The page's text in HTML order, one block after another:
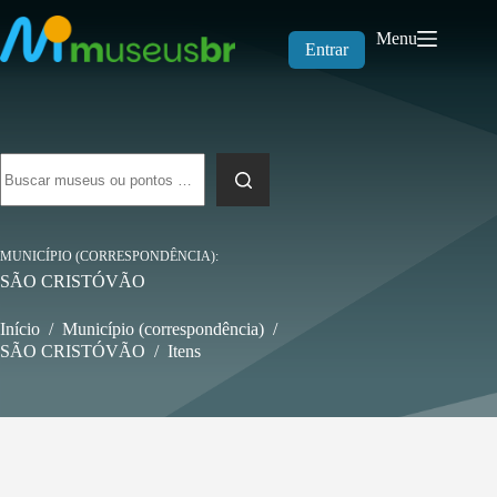
para
o
conteúdo
Entrar
Menu
resultados
MUNICÍPIO (CORRESPONDÊNCIA)
SÃO CRISTÓVÃO
Início / Município (correspondência) /
SÃO CRISTÓVÃO / Itens